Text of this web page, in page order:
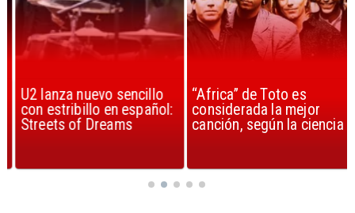
U2 lanza nuevo sencillo
con estribillo en español:
Streets of Dreams
“Africa” de Toto es
considerada la mejor
canción, según la ciencia